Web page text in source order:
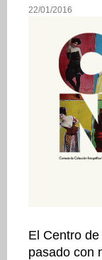
22/01/2016
El Centro
pasado con